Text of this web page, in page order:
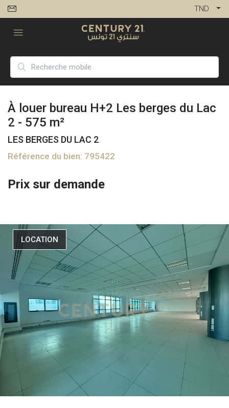
TND
À louer bureau H+2 Les berges du Lac
2 - 575 m²
LES BERGES DU LAC 2
Référence du bien: 795422
Prix sur demande
LOCATION